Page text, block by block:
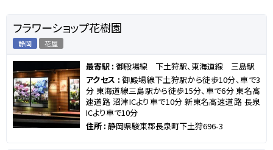
フラワーショップ花樹園
静岡 花屋
最寄駅 : 御殿場線 下土狩駅、東海道線 三島駅
アクセス :御殿場線下土狩駅から徒歩10分、車で3
分 東海道線三島駅から徒歩15分、車で6分 東名高
速道路 沼津ICより車で10分 新東名高速道路 長泉
ICより車で10分
住所 : 静岡県駿東郡長泉町下土狩696-3